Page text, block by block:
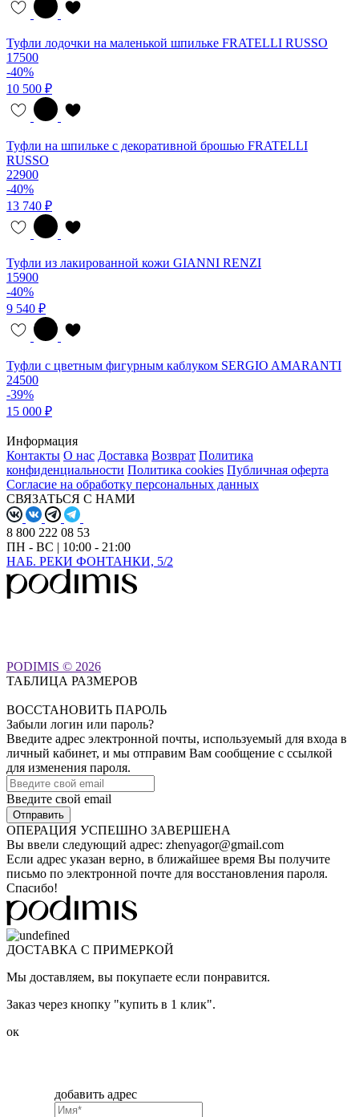
Туфли лодочки на маленькой шпильке FRATELLI RUSSO
17500
-40%
10 500 ₽
Туфли на шпильке с декоративной брошью FRATELLI
RUSSO
22900
-40%
13 740 ₽
Туфли из лакированной кожи GIANNI RENZI
15900
-40%
9 540 ₽
Туфли с цветным фигурным каблуком SERGIO AMARANTI
24500
-39%
15 000 ₽
Информация
Контакты О нас Доставка Возврат Политика
конфиденциальности Политика cookies Публичная оферта
Согласие на обработку персональных данных
СВЯЗАТЬСЯ С НАМИ
8 800 222 08 53
ПН - ВС | 10:00 - 21:00
НАБ. РЕКИ ФОНТАНКИ, 5/2
PODIMIS © 2026
ТАБЛИЦА РАЗМЕРОВ
ВОССТАНОВИТЬ ПАРОЛЬ
Забыли логин или пароль?
Введите адрес электронной почты, используемый для входа в
личный кабинет, и мы отправим Вам сообщение с ссылкой
для изменения пароля.
Введите свой email
ОПЕРАЦИЯ УСПЕШНО ЗАВЕРШЕНА
Вы ввели следующий адрес: zhenyagor@gmail.com
Если адрес указан верно, в ближайшее время Вы получите
письмо по электронной почте для восстановления пароля.
Спасибо!
ДОСТАВКА С ПРИМЕРКОЙ
Мы доставляем, вы покупаете если понравится.
Заказ через кнопку "купить в 1 клик".
ок
добавить адрес